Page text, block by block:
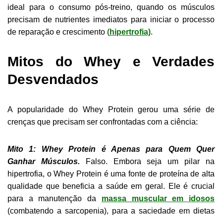
ideal para o consumo pós-treino, quando os músculos
precisam de nutrientes imediatos para iniciar o processo
de reparação e crescimento (hipertrofia).
Mitos do Whey e Verdades
Desvendados
A popularidade do Whey Protein gerou uma série de
crenças que precisam ser confrontadas com a ciência:
Mito 1: Whey Protein é Apenas para Quem Quer
Ganhar Músculos. Falso. Embora seja um pilar na
hipertrofia, o Whey Protein é uma fonte de proteína de alta
qualidade que beneficia a saúde em geral. Ele é crucial
para a manutenção da massa muscular em idosos
(combatendo a sarcopenia), para a saciedade em dietas